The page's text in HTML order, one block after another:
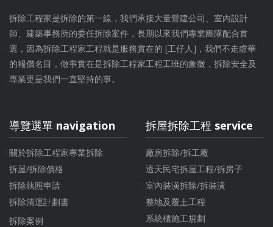
拆除工程家是拆除的第一線，我們承接大量營建公司、室內設計
師、建築事務所的委任拆除案件，長期以來我們專業團隊配合首
選，因為拆除工程家工程就是服務實在的 [工仔人]，我們不走虛華
的報價名目，做事實在是拆除工程家工程工班的象徵，拆除安全及
專業更是我們一直堅持的事。
導覽選單 navigation
關於拆除工程家專業拆除
拆屋/拆除價格
拆除執照申請
拆除清運計劃書
拆除案例
拆屋拆除工程 service
廠房拆除/拆工廠
透天民宅拆屋工程/拆房子
室內裝潢拆除/拆裝潢
整地及覆土工程
系統櫃施工規劃